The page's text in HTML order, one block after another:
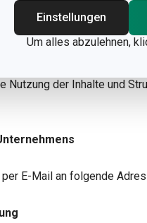
Einstellungen
Um alles abzulehnen,
der TESCOMA
sind.
Ohne diese Zustimmung
Nutzung der Inhalte und
E-Mail an folgende